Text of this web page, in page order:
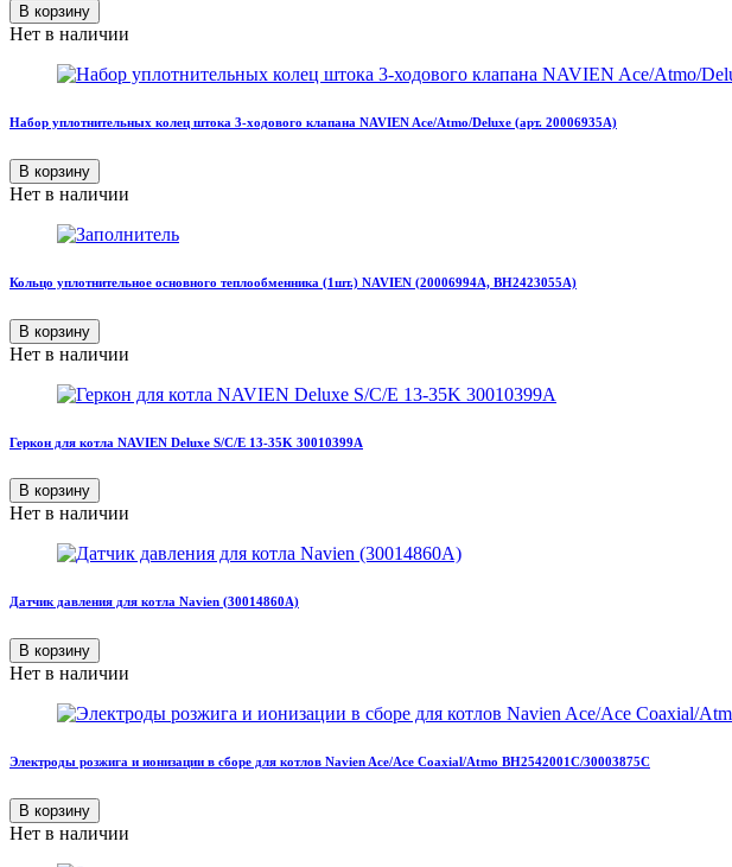
В корзину
Нет в наличии
Набор уплотнительных колец штока 3-ходового клапана NAVIEN Ace/Atmo/Deluxe (арт. 20006935A)
В корзину
Нет в наличии
Кольцо уплотнительное основного теплообменника (1шт.) NAVIEN (20006994А, BH2423055A)
В корзину
Нет в наличии
Геркон для котла NAVIEN Deluxe S/C/E 13-35K 30010399A
В корзину
Нет в наличии
Датчик давления для котла Navien (30014860A)
В корзину
Нет в наличии
Электроды розжига и ионизации в сборе для котлов Navien Ace/Ace Coaxial/Atmo BH2542001C/30003875C
В корзину
Нет в наличии